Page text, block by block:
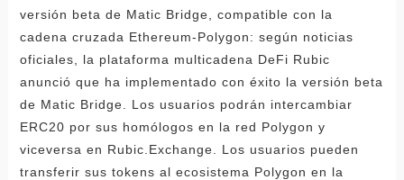
versión beta de Matic Bridge, compatible con la
cadena cruzada Ethereum-Polygon: según noticias
oficiales, la plataforma multicadena DeFi Rubic
anunció que ha implementado con éxito la versión beta
de Matic Bridge. Los usuarios podrán intercambiar
ERC20 por sus homólogos en la red Polygon y
viceversa en Rubic.Exchange. Los usuarios pueden
transferir sus tokens al ecosistema Polygon en la